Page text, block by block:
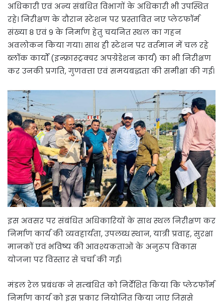
अधिकारी एवं अन्य संबंधित विभागों के अधिकारी भी उपस्थित
रहे। निरीक्षण के दौरान स्टेशन पर प्रस्तावित नए प्लेटफॉर्म
संख्या 8 एवं 9 के निर्माण हेतु चयनित स्थल का गहन
अवलोकन किया गया। साथ ही स्टेशन पर वर्तमान में चल रहे
ब्लॉक कार्यों (इन्फ्रास्ट्रक्चर अपग्रेडेशन कार्य) का भी निरीक्षण
कर उनकी प्रगति, गुणवत्ता एवं समयबद्धता की समीक्षा की गई।
इस अवसर पर संबंधित अधिकारियों के साथ स्थल निरीक्षण कर
निर्माण कार्य की व्यवहार्यता, उपलब्ध स्थान, यात्री प्रवाह, सुरक्षा
मानकों एवं भविष्य की आवश्यकताओं के अनुरूप विकास
योजना पर विस्तार से चर्चा की गई।
मंडल रेल प्रबंधक ने सम्बंधित को निर्देशित किया कि प्लेटफॉर्म
निर्माण कार्य को इस प्रकार नियोजित किया जाए जिससे